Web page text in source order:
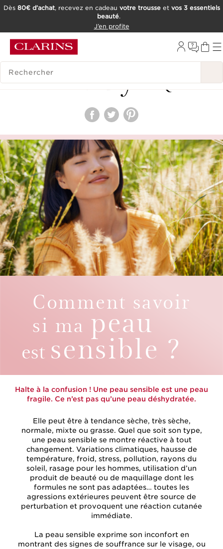
OUTIL D'ACCESSIBILITÉ
Dès 80€ d’achat, recevez en cadeau votre trousseet vos 3 essentiels
beauté.
J’en profite
HISTORIQUE DES RECHERCHES
Beauty FAQ
Comment savoir
si ma peau
est sensible ?
Halte à la confusion ! Une peau sensible est une peau
fragile. Ce n’est pas qu’une peau déshydratée.
Elle peut être à tendance sèche, très sèche,
normale, mixte ou grasse. Quel que soit son type,
une peau sensible se montre réactive à tout
changement. Variations climatiques, hausse de
température, froid, stress, pollution, rayons du
soleil, rasage pour les hommes, utilisation d’un
produit de beauté ou de maquillage dont les
formules ne sont pas adaptées… toutes les
agressions extérieures peuvent être source de
perturbation et provoquent une réaction cutanée
immédiate.
La peau sensible exprime son inconfort en
montrant des signes de souffrance sur le visage, ou